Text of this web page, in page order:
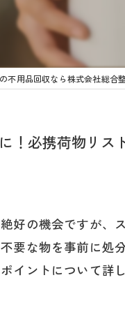
不用品回収なら株式会社総合
！必携荷物リス
好の機会ですが
要な物を事前に
イントについて詳